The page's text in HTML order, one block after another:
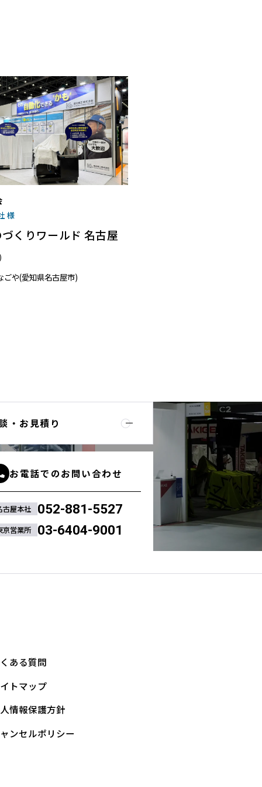
様
くりワールド 名古屋
ごや(愛知県名古屋市)
・お見積り
お電話でのお問い合わせ
古屋本社 052-881-5527
京営業所 03-6404-9001
ある質問
トマップ
情報保護方針
ンセルポリシー